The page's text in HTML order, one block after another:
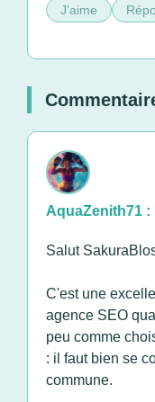
J'aime
AquaZenith71 :
Salut
C'est une
agence SEO
peu comme
: il faut bien se
commune.